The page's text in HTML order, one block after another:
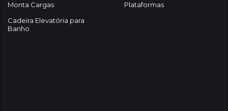
Monta Cargas
Plataformas
Cadeira Elevatória para
Banho